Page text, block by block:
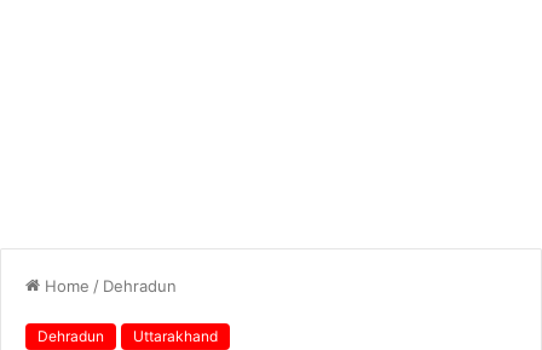
Home / Dehradun
Dehradun Uttarakhand